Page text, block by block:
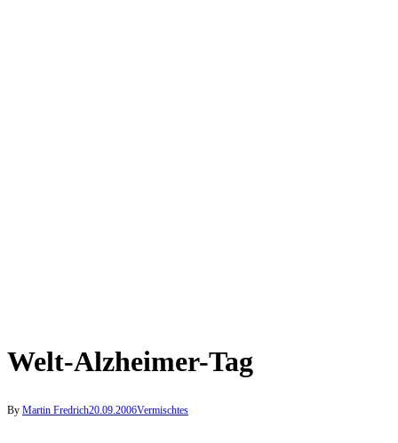
Welt-Alzheimer-Tag
By Martin Fredrich20.09.2006Vermischtes